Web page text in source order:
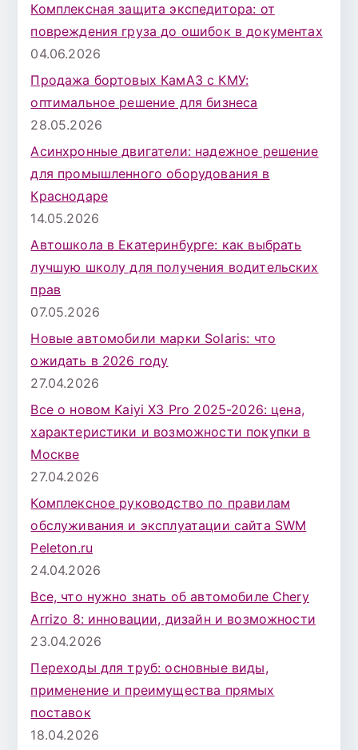
Комплексная защита экспедитора: от
повреждения груза до ошибок в документах
04.06.2026
Продажа бортовых КамАЗ с КМУ:
оптимальное решение для бизнеса
28.05.2026
Асинхронные двигатели: надежное решение
для промышленного оборудования в
Краснодаре
14.05.2026
Автошкола в Екатеринбурге: как выбрать
лучшую школу для получения водительских
прав
07.05.2026
Новые автомобили марки Solaris: что
ожидать в 2026 году
27.04.2026
Все о новом Kaiyi X3 Pro 2025-2026: цена,
характеристики и возможности покупки в
Москве
27.04.2026
Комплексное руководство по правилам
обслуживания и эксплуатации сайта SWM
Peleton.ru
24.04.2026
Все, что нужно знать об автомобиле Chery
Arrizo 8: инновации, дизайн и возможности
23.04.2026
Переходы для труб: основные виды,
применение и преимущества прямых
поставок
18.04.2026